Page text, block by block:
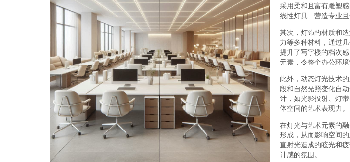
采用柔和且富有雕塑
线性灯具，营造专业
其次，灯饰的材质和
力等多种材料，通过
提升了写字楼的档次
元素，令整个办公环
此外，动态灯光技术
段和自然光照变化自
计，如光影投射、灯
体空间的艺术表现力。
在灯光与艺术元素的
形成，从而影响空间
直射光造成的眩光和
计感的氛围。